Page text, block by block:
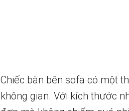
Chiếc bàn bên sofa có một
không gian. Với kích thước